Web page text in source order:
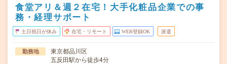
食堂アリ＆週２在宅！大手化粧品企業での事
務・経理サポート
土日祝日が休み 在宅・リモート WEB登録OK 派遣
勤務地
東京都品川区
五反田駅から徒歩4分